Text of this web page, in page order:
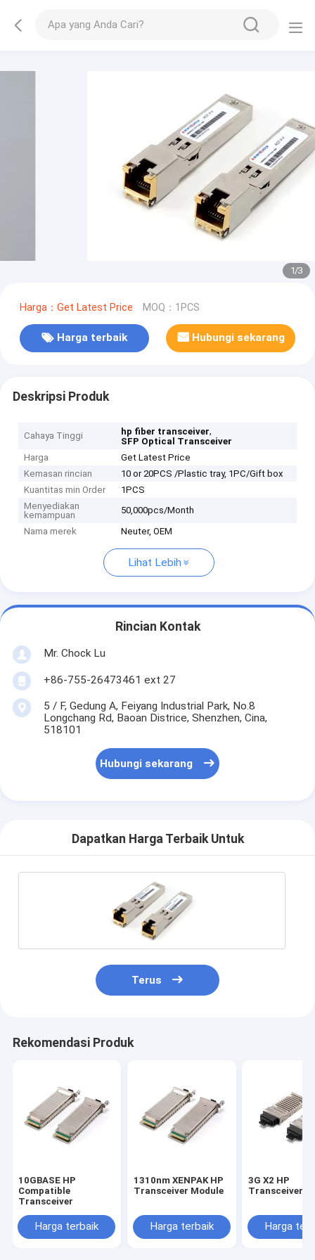
1/3
Harga：Get Latest Price MOQ：1PCS
Harga terbaik Hubungi sekarang
Deskripsi Produk
Cahaya Tinggi hp fiber transceiver,
SFP Optical Transceiver
Harga
Get Latest Price
Kemasan rincian
10 or 20PCS /Plastic tray, 1PC/Gift box
Kuantitas min Order
1PCS
Menyediakan
kemampuan
50,000pcs/Month
Nama merek
Neuter, OEM
Lihat Lebih
Rincian Kontak
Mr. Chock Lu
+86-755-26473461 ext 27
5 / F, Gedung A, Feiyang Industrial Park, No.8
Longchang Rd, Baoan Districe, Shenzhen, Cina,
518101
Hubungi sekarang
Dapatkan Harga Terbaik Untuk
Terus
Rekomendasi Produk
10GBASE HP
Compatible
Transceiver
Harga terbaik
1310nm XENPAK HP
Transceiver Module
Harga terbaik
3G X2 HP
Transceiver
Harga